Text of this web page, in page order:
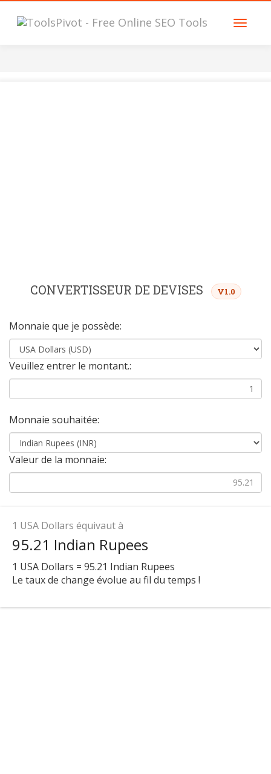
CONVERTISSEUR DE DEVISES V1.0
Monnaie que je possède:
Veuillez entrer le montant.:
Monnaie souhaitée:
Valeur de la monnaie:
1 USA Dollars équivaut à
95.21 Indian Rupees
1 USA Dollars = 95.21 Indian Rupees
Le taux de change évolue au fil du temps !